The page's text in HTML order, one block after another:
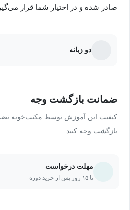
صادر شده و در اختیار شما قرار
دو زبانه
ضمانت بازگشت وجه
کیفیت این آموزش توسط مکتب‌خونه
بازگشت وجه کنید.
مهلت درخواست
تا ۱۵ روز پس از خرید دوره